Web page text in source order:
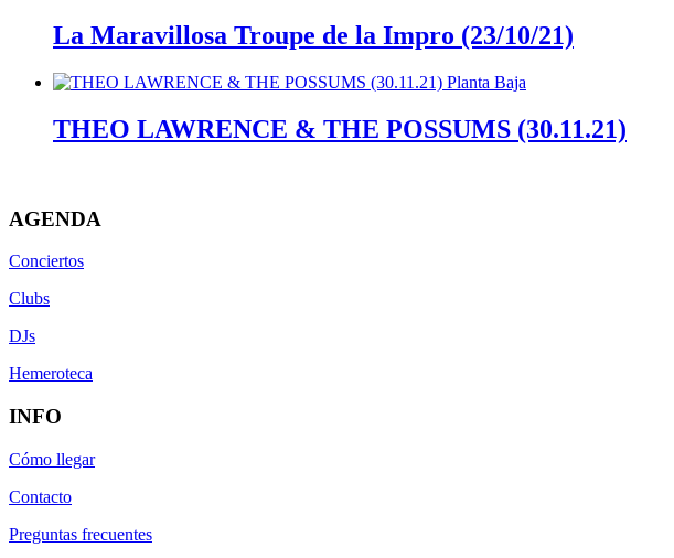
La Maravillosa Troupe de la Impro (23/10/21)
THEO LAWRENCE & THE POSSUMS (30.11.21)
AGENDA
Conciertos
Clubs
DJs
Hemeroteca
INFO
Cómo llegar
Contacto
Preguntas frecuentes